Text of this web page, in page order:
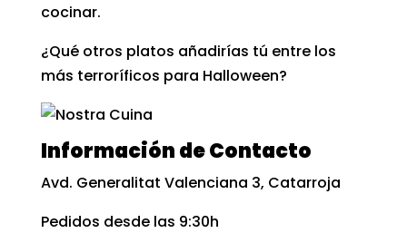
cocinar.
¿Qué otros platos añadirías tú entre los
más terroríficos para Halloween?
Información de Contacto
Avd. Generalitat Valenciana 3, Catarroja
Pedidos desde las 9:30h